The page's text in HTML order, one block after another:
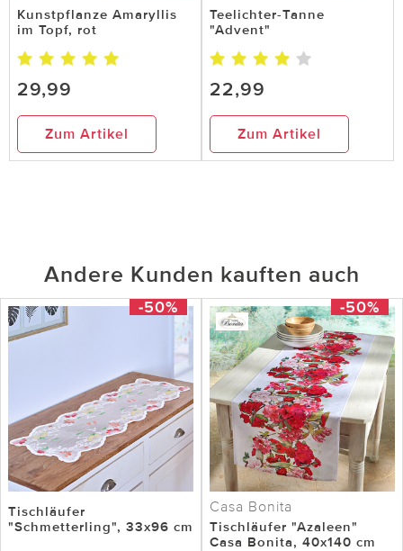
Kunstpflanze Amaryllis
im Topf, rot
29,99
Zum Artikel
Teelichter-Tanne
"Advent"
22,99
Zum Artikel
Andere Kunden kauften auch
-50%
Tischläufer
"Schmetterling", 33x96 cm
-50%
Casa Bonita
Tischläufer "Azaleen"
Casa Bonita, 40x140 cm